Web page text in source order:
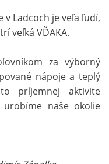
Ladcoch je veľa ľudí,
veľká VĎAKA.
za výborný
nápoje a teplý
príjemnej aktivite
naše okolie